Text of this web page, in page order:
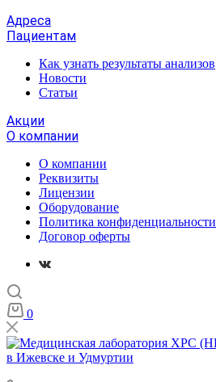
Адреса
Пациентам
Как узнать результаты анализов
Новости
Статьи
Акции
О компании
О компании
Реквизиты
Лицензии
Оборудование
Политика конфиденциальности
Договор оферты
0